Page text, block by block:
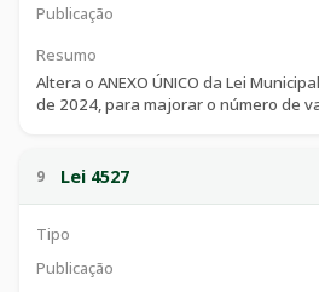
Publicação
Resumo
Altera o ANEXO ÚNICO da Lei
de 2024, para majorar o número de
9 Lei 4527
Tipo
Publicação